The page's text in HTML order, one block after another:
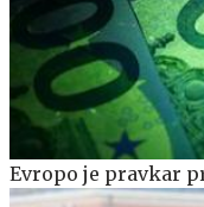
Evropo je pravkar